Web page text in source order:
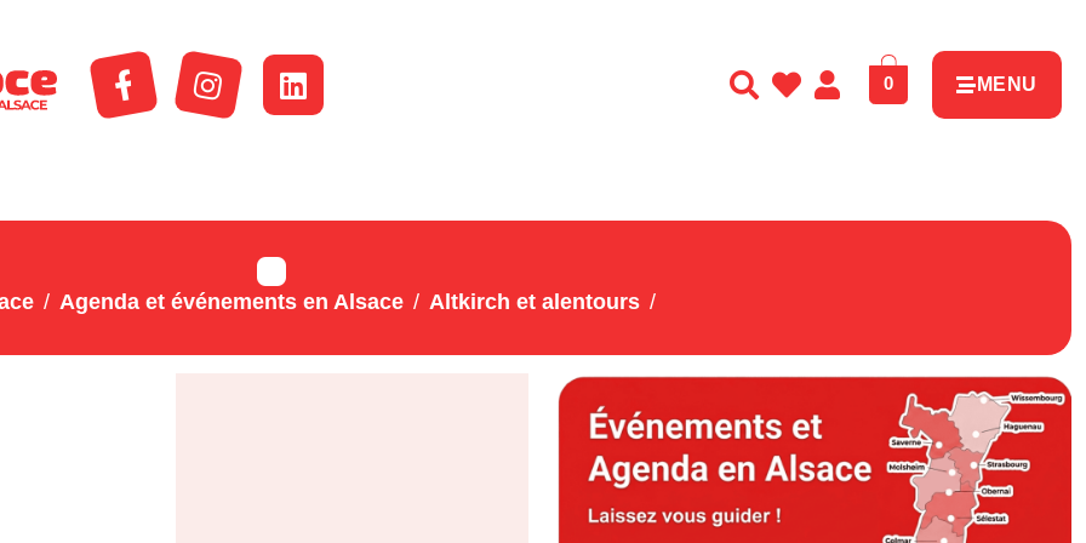
0 MENU
Agenda et événements en Alsace Altkirch et alentours